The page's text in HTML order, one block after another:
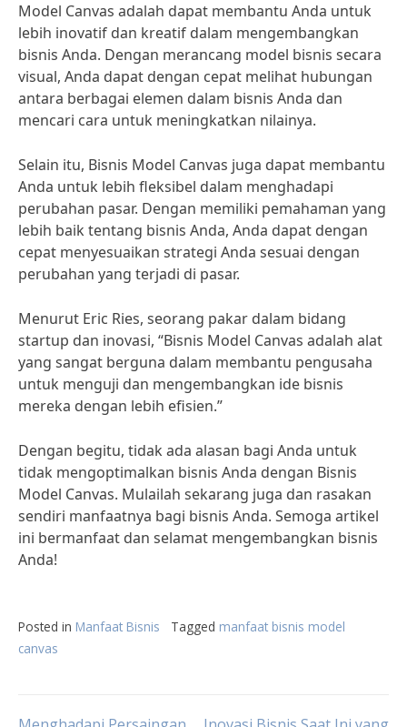
Model Canvas adalah dapat membantu Anda untuk
lebih inovatif dan kreatif dalam mengembangkan
bisnis Anda. Dengan merancang model bisnis secara
visual, Anda dapat dengan cepat melihat hubungan
antara berbagai elemen dalam bisnis Anda dan
mencari cara untuk meningkatkan nilainya.
Selain itu, Bisnis Model Canvas juga dapat membantu
Anda untuk lebih fleksibel dalam menghadapi
perubahan pasar. Dengan memiliki pemahaman yang
lebih baik tentang bisnis Anda, Anda dapat dengan
cepat menyesuaikan strategi Anda sesuai dengan
perubahan yang terjadi di pasar.
Menurut Eric Ries, seorang pakar dalam bidang
startup dan inovasi, “Bisnis Model Canvas adalah alat
yang sangat berguna dalam membantu pengusaha
untuk menguji dan mengembangkan ide bisnis
mereka dengan lebih efisien.”
Dengan begitu, tidak ada alasan bagi Anda untuk
tidak mengoptimalkan bisnis Anda dengan Bisnis
Model Canvas. Mulailah sekarang juga dan rasakan
sendiri manfaatnya bagi bisnis Anda. Semoga artikel
ini bermanfaat dan selamat mengembangkan bisnis
Anda!
Posted in Manfaat Bisnis Tagged manfaat bisnis model
canvas